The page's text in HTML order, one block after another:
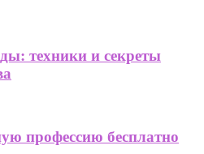
техники и секреты
профессию бесплатно